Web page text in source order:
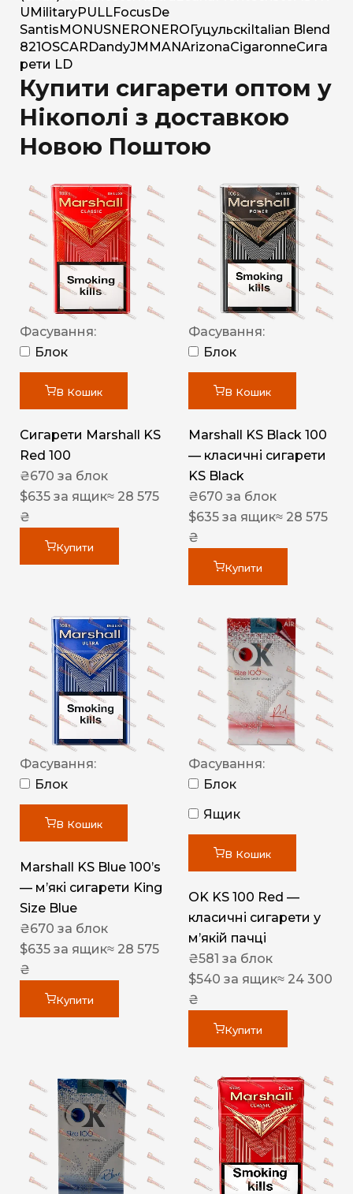
U MilitaryPULLFocus De
Santis MONUSNERO NERO Гуцульскі Italian Blend
821 OSCAR DandyJM MANArizonaCigaronneСига
рети LD
Купити сигарети оптом у
Нікополі з доставкою
Новою Поштою
Фасування:
Блок
В Кошик
Сигарети Marshall KS
Red 100
₴670 за блок
$635 за ящик≈ 28 575
₴
Купити
Фасування:
Блок
В Кошик
Marshall KS Black 100
— класичні сигарети
KS Black
₴670 за блок
$635 за ящик≈ 28 575
₴
Купити
Фасування:
Блок
В Кошик
Marshall KS Blue 100’s
— м’які сигарети King
Size Blue
₴670 за блок
$635 за ящик≈ 28 575
₴
Купити
Фасування:
Блок
Ящик
В Кошик
OK KS 100 Red —
класичні сигарети у
м’якій пачці
₴581 за блок
$540 за ящик≈ 24 300
₴
Купити